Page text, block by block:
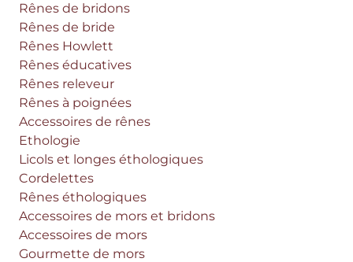
Rênes de bridons
Rênes de bride
Rênes Howlett
Rênes éducatives
Rênes releveur
Rênes à poignées
Accessoires de rênes
Ethologie
Licols et longes éthologiques
Cordelettes
Rênes éthologiques
Accessoires de mors et bridons
Accessoires de mors
Gourmette de mors